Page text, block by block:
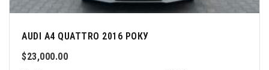
AUDI A4 QUATTRO 2016 РОКУ
$23,000.00